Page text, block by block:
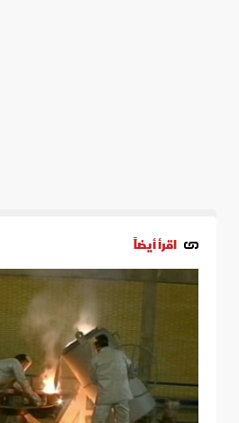
اقرأ أيضاً